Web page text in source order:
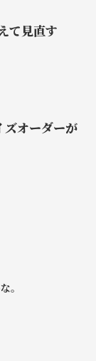
て見直す
ズオーダーが
。